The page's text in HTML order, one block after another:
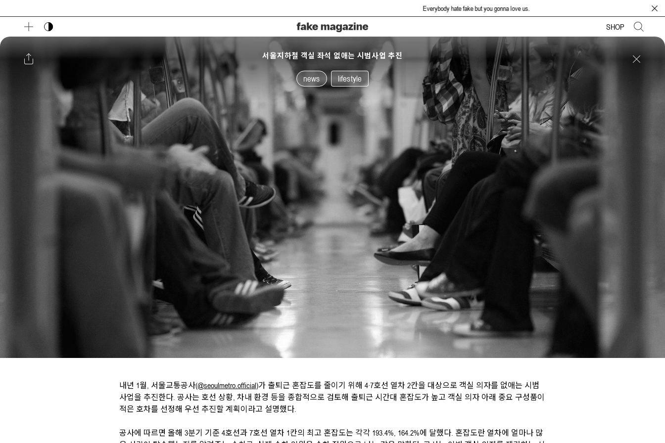
Everybody hate fake but you gonna love us.
다크 모드 토글 SHOP
서울지하철 객실 좌석 없애는 시범사업 추진
news lifestyle
내년 1월, 서울교통공사(@seoulmetro.official)가 출퇴근 혼잡도를 줄이기 위해 4·7호선 열차 2칸을 대상으로 객실 의자를 없애는 시범
사업을 추진한다. 공사는 호선 상황, 차내 환경 등을 종합적으로 검토해 출퇴근 시간대 혼잡도가 높고 객실 의자 아래 중요 구성품이
적은 호차를 선정해 우선 추진할 계획이라고 설명했다.
공사에 따르면 올해 3분기 기준 4호선과 7호선 열차 1칸의 최고 혼잡도는 각각 193.4%, 164.2%에 달했다. 혼잡도란 열차에 얼마나 많